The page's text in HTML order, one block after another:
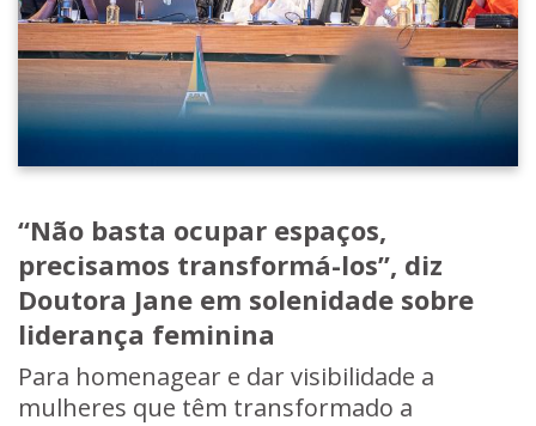
“Não basta ocupar espaços,
precisamos transformá-los”, diz
Doutora Jane em solenidade sobre
liderança feminina
Para homenagear e dar visibilidade a
mulheres que têm transformado a